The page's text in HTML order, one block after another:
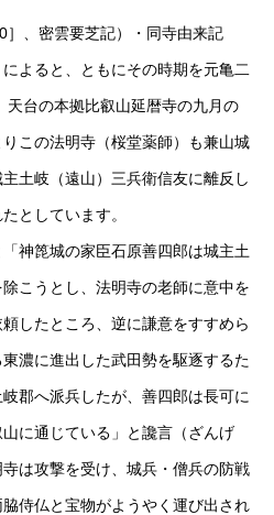
、密雲要芝記）・同寺由来記
よると、ともにその時期を元亀二
台の本拠比叡山延暦寺の九月の
この法明寺（桜堂薬師）も兼山城
土岐（遠山）三兵衛信友に離反し
としています。
神箆城の家臣石原善四郎は城主土
こうとし、法明寺の老師に意中を
したところ、逆に謙意をすすめら
濃に進出した武田勢を駆逐するた
郡へ派兵したが、善四郎は長可に
山に通じている」と讒言（ざんげ
は攻撃を受け、城兵・僧兵の防戦
侍仏と宝物がようやく運び出され